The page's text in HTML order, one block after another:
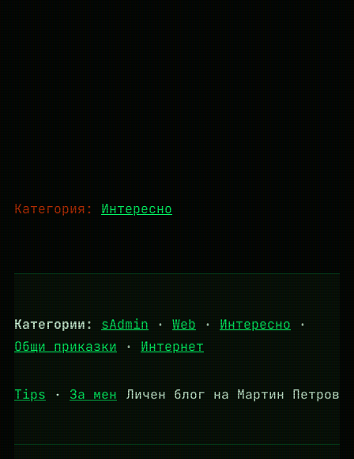
Категория: Интересно
Категории: sAdmin · Web · Интересно ·
Общи приказки · Интернет
Tips · За мен Личен блог на Мартин Петров